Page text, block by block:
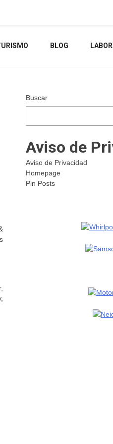
BLOG
Buscar
Aviso de
Aviso de Privacidad
Homepage
Pin Posts